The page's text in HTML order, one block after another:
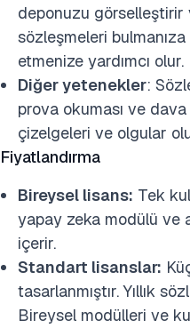
deponuzu görselleştirir
sözleşmeleri
etmenize yardımcı olur.
Diğer yetenekler:
prova okuması ve
çizelgeleri ve olgular
Fiyatlandırma
Bireysel lisans: Tek
yapay zeka modülü ve
içerir.
Standart lisanslar:
tasarlanmıştır. Yıllık
Bireysel modülleri ve